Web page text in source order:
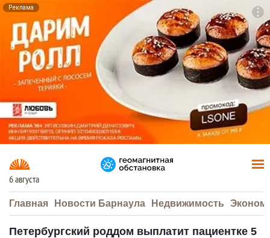
Реклама
6 августа
Главная Новости Барнаула Недвижимость
Петербургский роддом выплатит пациентке 5